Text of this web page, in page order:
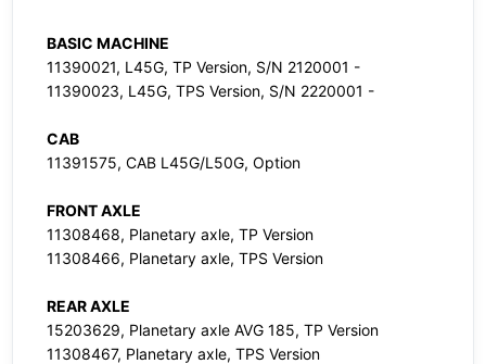
BASIC MACHINE
11390021, L45G, TP Version, S/N 2120001 -
11390023, L45G, TPS Version, S/N 2220001 -
CAB
11391575, CAB L45G/L50G, Option
FRONT AXLE
11308468, Planetary axle, TP Version
11308466, Planetary axle, TPS Version
REAR AXLE
15203629, Planetary axle AVG 185, TP Version
11308467, Planetary axle, TPS Version